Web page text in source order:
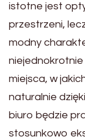
istotne jest
przestrzeni,
modny
miejsca, w
naturalnie
biuro będzie
stosunkowo